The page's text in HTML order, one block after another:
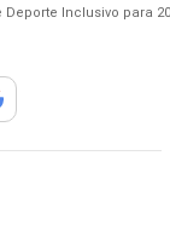
Inclusivo para